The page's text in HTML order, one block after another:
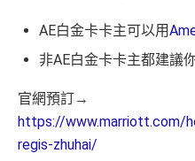
AE白金卡卡主可以用
非AE白金卡卡主都建議
官網預訂→
https://www.marriott.com/
regis-zhuhai/